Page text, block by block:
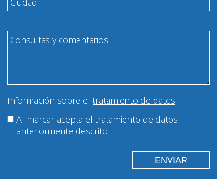
Información sobre el tratamiento de datos
Al marcar acepta el tratamiento de datos
anteriormente descrito.